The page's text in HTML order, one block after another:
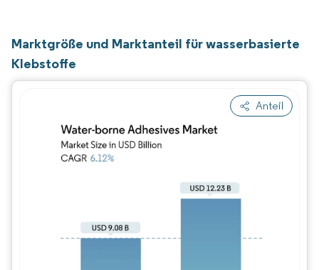
Marktgröße und Marktanteil für wasserbasierte
Klebstoffe
Anteil